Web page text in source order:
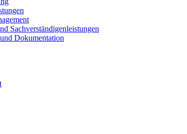
Sachverständigenleistungen
Dokumentation